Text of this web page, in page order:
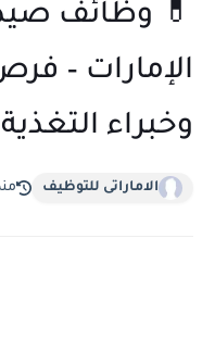
الإمارات –
وخبراء التغذية
الاماراتى للتوظيف